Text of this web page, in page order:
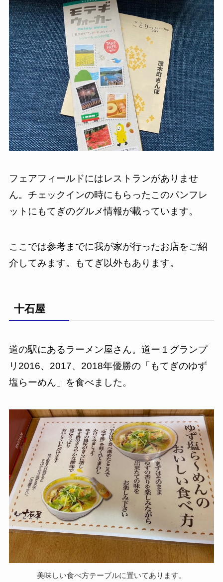
フェアフィールドにはレストランがありませ
ん。チェックインの時にもらったこのパンフレ
ットにもてぎのグルメ情報が載っています。
ここでは参考までに我が家が行ったお店をご紹
介してみます。もてぎ以外もあります。
十石屋
道の駅にあるラーメン屋さん。道ー１グランプ
リ2016、2017、2018年優勝の「もてぎのゆず
塩らーめん」を食べました。
美味しい食べ方テーブルに置いてあります。